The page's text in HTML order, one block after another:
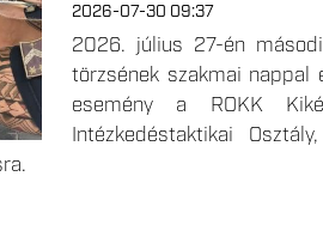
2026-07-30 09:37
2026. július 27-én
törzsének szakmai nappal
esemény a ROKK
Intézkedéstaktikai